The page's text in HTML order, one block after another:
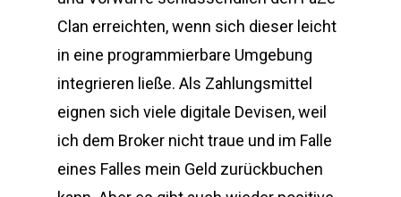
Clan erreichten, wenn sich dieser leicht
in eine programmierbare Umgebung
integrieren ließe. Als Zahlungsmittel
eignen sich viele digitale Devisen, weil
ich dem Broker nicht traue und im Falle
eines Falles mein Geld zurückbuchen